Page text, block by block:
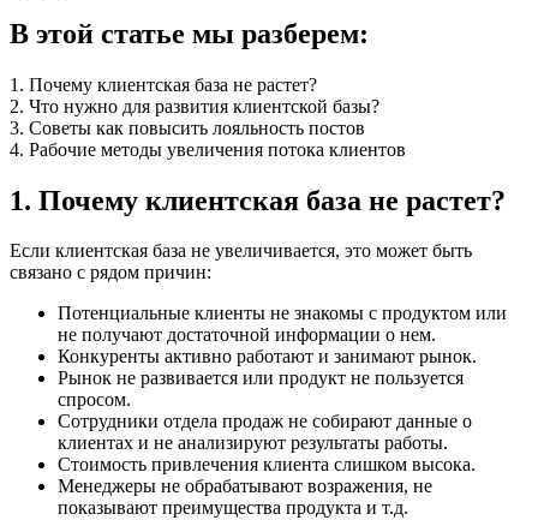
В этой статье мы разберем:
1. Почему клиентская база не растет?
2. Что нужно для развития клиентской базы?
3. Советы как повысить лояльность постов
4. Рабочие методы увеличения потока клиентов
1. Почему клиентская база не растет?
Если клиентская база не увеличивается, это может быть
связано с рядом причин:
Потенциальные клиенты не знакомы с продуктом или
не получают достаточной информации о нем.
Конкуренты активно работают и занимают рынок.
Рынок не развивается или продукт не пользуется
спросом.
Сотрудники отдела продаж не собирают данные о
клиентах и не анализируют результаты работы.
Стоимость привлечения клиента слишком высока.
Менеджеры не обрабатывают возражения, не
показывают преимущества продукта и т.д.